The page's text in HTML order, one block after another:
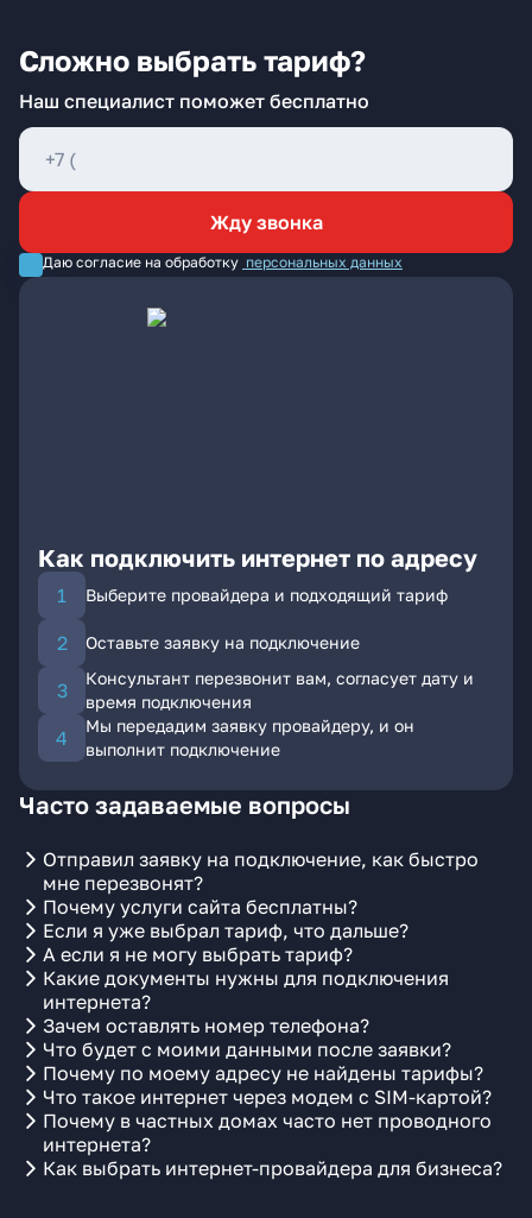
Сложно выбрать тариф?
Наш специалист поможет бесплатно
Жду звонка
Даю согласие на обработку персональных данных
Как подключить интернет по адресу
Выберите провайдера и подходящий тариф
Оставьте заявку на подключение
Консультант перезвонит вам, согласует дату и
время подключения
Мы передадим заявку провайдеру, и он
выполнит подключение
Часто задаваемые вопросы
Отправил заявку на подключение, как быстро
мне перезвонят?
Почему услуги сайта бесплатны?
Если я уже выбрал тариф, что дальше?
А если я не могу выбрать тариф?
Какие документы нужны для подключения
интернета?
Зачем оставлять номер телефона?
Что будет с моими данными после заявки?
Почему по моему адресу не найдены тарифы?
Что такое интернет через модем с SIM-картой?
Почему в частных домах часто нет проводного
интернета?
Как выбрать интернет-провайдера для бизнеса?